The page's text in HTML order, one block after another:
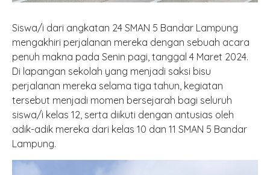
Siswa/i dari angkatan 24 SMAN 5 Bandar Lampung
mengakhiri perjalanan mereka dengan sebuah acara
penuh makna pada Senin pagi, tanggal 4 Maret 2024.
Di lapangan sekolah yang menjadi saksi bisu
perjalanan mereka selama tiga tahun, kegiatan
tersebut menjadi momen bersejarah bagi seluruh
siswa/i kelas 12, serta diikuti dengan antusias oleh
adik-adik mereka dari kelas 10 dan 11 SMAN 5 Bandar
Lampung.